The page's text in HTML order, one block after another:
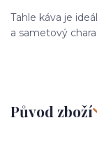
Tahle káva je
a sametový
Původ zboží